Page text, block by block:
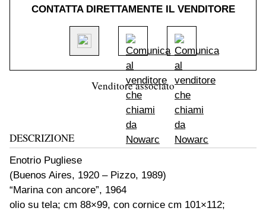
CONTATTA DIRETTAMENTE IL VENDITORE
Venditore associato
DESCRIZIONE
Enotrio Pugliese
(Buenos Aires, 1920 – Pizzo, 1989)
“Marina con ancore”, 1964
olio su tela; cm 88×99, con cornice cm 101×112;